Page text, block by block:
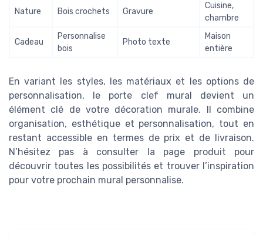
Nature Bois crochets Gravure
Cuisine,
chambre
Cadeau
Personnalise
bois
Photo texte
Maison
entière
En variant les styles, les matériaux et les options de
personnalisation, le porte clef mural devient un
élément clé de votre décoration murale. Il combine
organisation, esthétique et personnalisation, tout en
restant accessible en termes de prix et de livraison.
N’hésitez pas à consulter la page produit pour
découvrir toutes les possibilités et trouver l’inspiration
pour votre prochain mural personnalise.